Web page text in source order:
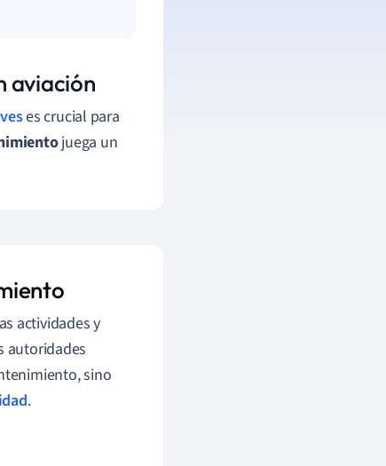
aviación
es crucial para
juega un
actividades y
autoridades
sino
.